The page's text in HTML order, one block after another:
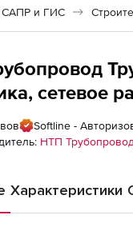
САПР и ГИС
сетевое
4-й и
Softline -
НТП Трубопровод
Характеристики